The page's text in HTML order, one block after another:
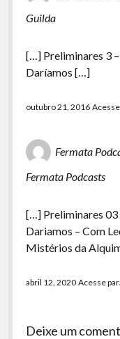
Guilda
[…] Preliminares 3
Daríamos […]
outubro 21, 2016
Fermata
Fermata Podcasts
[…] Preliminares 03
Dariamos – Com
Mistérios da
abril 12, 2020 Acesse
Deixe um